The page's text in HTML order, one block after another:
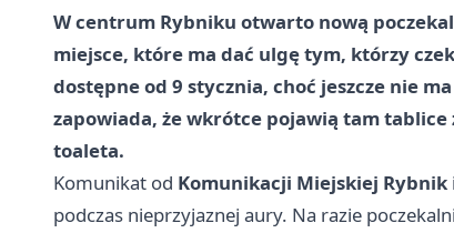
W centrum Rybniku otwarto nową
miejsce, które ma dać ulgę tym, którzy
dostępne od 9 stycznia, choć jeszcze nie
zapowiada, że wkrótce pojawią tam tablice
toaleta.
Komunikat od Komunikacji Miejskiej Rybnik
podczas nieprzyjaznej aury. Na razie